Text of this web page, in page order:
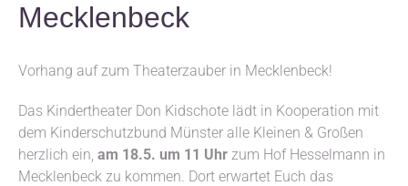
Mecklenbeck
Vorhang auf zum Theaterzauber in Mecklenbeck!
Das Kindertheater Don Kidschote lädt in Kooperation mit
dem Kinderschutzbund Münster alle Kleinen & Großen
herzlich ein, am 18.5. um 11 Uhr zum Hof Hesselmann in
Mecklenbeck zu kommen. Dort erwartet Euch das